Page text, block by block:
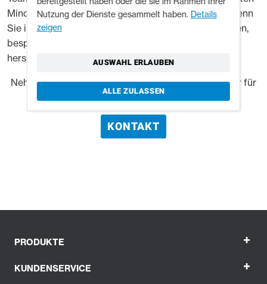
Nutzung der Dienste gesammelt haben. Details
zeigen
AUSWAHL ERLAUBEN
ALLE ZULASSEN
Mindestbestellmengen und längere Vorlaufzeiten. Wenn
Sie in unserem Katalog nicht finden, was Sie brauchen,
besprechen wir gerne mit Ihnen, was wir für Sie
herstellen können.
Nehmen Sie Kontakt auf, um zu besprechen, was wir für
Sie tun können.
KONTAKT
PRODUKTE +
KUNDENSERVICE +